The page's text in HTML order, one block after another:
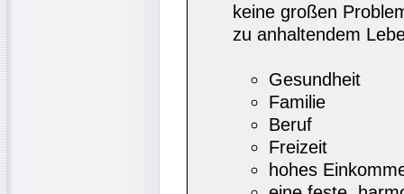
keine großen
zu anhaltendem
Gesundheit
Familie
Beruf
Freizeit
hohes